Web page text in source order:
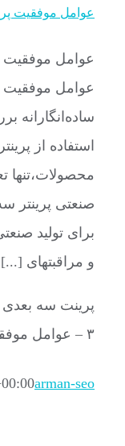
عوامل موفقیت
عوامل موفقیت
عوامل موفقیت
ساده‌انگارانه
استفاده از
محصولات،تنها
صنعتی پرینتر
برای تولید
و مراقبتهای [...]
پرینت سه
۳ – عوامل موفقیت پرینت سه بعدی
arman-seo